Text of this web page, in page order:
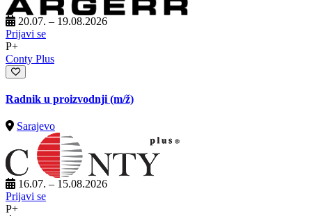
20.07. – 19.08.2026
Prijavi se
P+
Conty Plus
Radnik u proizvodnji (m/ž)
Sarajevo
16.07. – 15.08.2026
Prijavi se
P+